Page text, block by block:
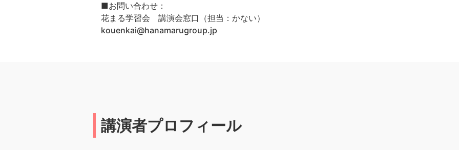
■お問い合わせ：
花まる学習会 講演会窓口（担当：かない）
kouenkai@hanamarugroup.jp
講演者プロフィール